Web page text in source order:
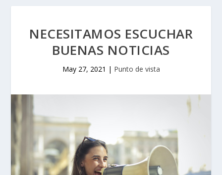
NECESITAMOS ESCUCHAR
BUENAS NOTICIAS
May 27, 2021 | Punto de vista